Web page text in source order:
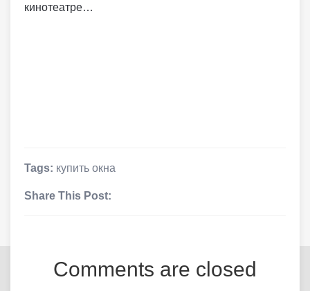
кинотеатре…
Tags: купить окна
Share This Post:
Comments are closed